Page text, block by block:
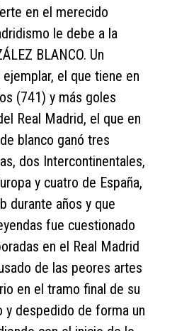
en el merecido
le debe a la
BLANCO. Un
el que tiene en
(741) y más goles
Real Madrid, el que en
blanco ganó tres
dos Intercontinentales,
y cuatro de España,
durante años y que
fue cuestionado
en el Real Madrid
de las peores artes
en el tramo final de su
y despedido de forma un